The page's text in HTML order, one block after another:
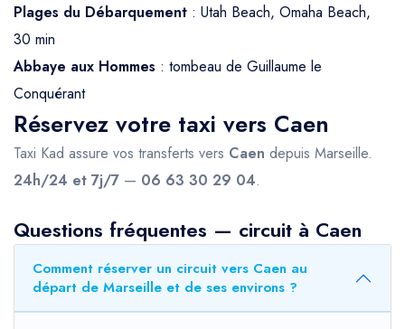
Plages du Débarquement : Utah Beach, Omaha Beach,
30 min
Abbaye aux Hommes : tombeau de Guillaume le
Conquérant
Réservez votre taxi vers Caen
Taxi Kad assure vos transferts vers Caen depuis Marseille.
24h/24 et 7j/7 — 06 63 30 29 04.
Questions fréquentes — circuit à Caen
Comment réserver un circuit vers Caen au
départ de Marseille et de ses environs ?